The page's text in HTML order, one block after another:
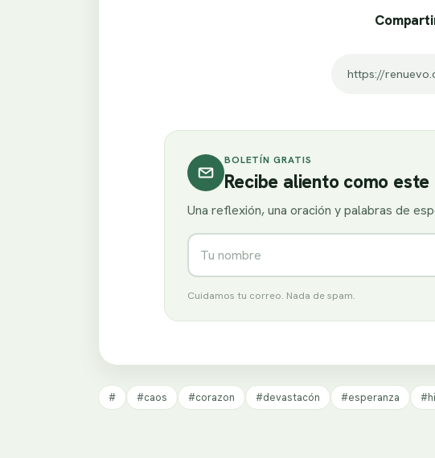
https://
BOLETÍN GRATIS
Recibe aliento como
Una reflexión, una oración y palabras de
Nombre
Cuidamos tu correo. Nada de spam.
# #caos #corazon #devastacón #esperanza